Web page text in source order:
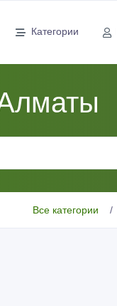
Категории
Все категории